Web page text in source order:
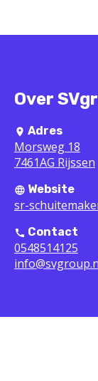
Over
Adres
Morsweg 18
7461AG Rijssen
Website
sr-
Contact
0548514125